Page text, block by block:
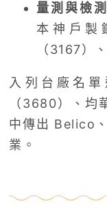
量測與檢
本神戶製
（3167）
入列台廠名
（3680）、均
中傳出 Belico
業。